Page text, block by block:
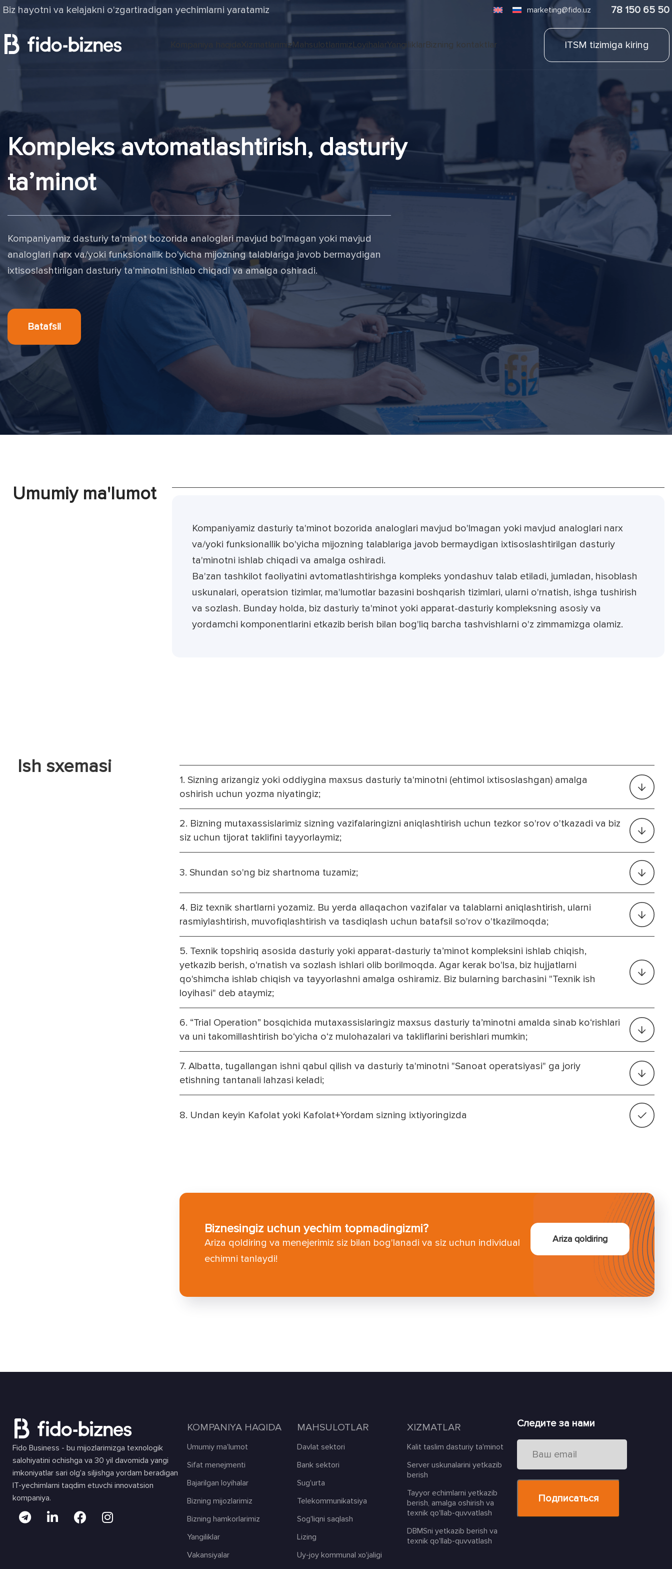
Biz hayotni va kelajakni o'zgartiradigan yechimlarni yaratamiz marketing@fido.uz 78 150 65 50
XizmatlarimizMahsulotlarimizLoyihalarYangiliklarBizning kontaktlar ITSM tizimiga kiring
Kompleks avtomatlashtirish, dasturiy
taʼminot
Kompaniyamiz dasturiy ta'minot bozorida analoglari mavjud bo'lmagan yoki mavjud
analoglari narx va/yoki funksionallik bo'yicha mijozning talablariga javob bermaydigan
ixtisoslashtirilgan dasturiy ta'minotni ishlab chiqadi va amalga oshiradi.
Batafsil
Umumiy ma'lumot
Kompaniyamiz dasturiy ta'minot bozorida analoglari mavjud bo'lmagan yoki mavjud analoglari narx
va/yoki funksionallik bo'yicha mijozning talablariga javob bermaydigan ixtisoslashtirilgan dasturiy
ta'minotni ishlab chiqadi va amalga oshiradi.
Ba'zan tashkilot faoliyatini avtomatlashtirishga kompleks yondashuv talab etiladi, jumladan, hisoblash
uskunalari, operatsion tizimlar, ma'lumotlar bazasini boshqarish tizimlari, ularni o'rnatish, ishga tushirish
va sozlash. Bunday holda, biz dasturiy ta'minot yoki apparat-dasturiy kompleksning asosiy va
yordamchi komponentlarini etkazib berish bilan bog'liq barcha tashvishlarni o'z zimmamizga olamiz.
Ish sxemasi
1. Sizning arizangiz yoki oddiygina maxsus dasturiy ta'minotni (ehtimol ixtisoslashgan) amalga
oshirish uchun yozma niyatingiz;
2. Bizning mutaxassislarimiz sizning vazifalaringizni aniqlashtirish uchun tezkor so'rov o'tkazadi va biz
siz uchun tijorat taklifini tayyorlaymiz;
3. Shundan so'ng biz shartnoma tuzamiz;
4. Biz texnik shartlarni yozamiz. Bu yerda allaqachon vazifalar va talablarni aniqlashtirish, ularni
rasmiylashtirish, muvofiqlashtirish va tasdiqlash uchun batafsil so'rov o'tkazilmoqda;
5. Texnik topshiriq asosida dasturiy yoki apparat-dasturiy ta’minot kompleksini ishlab chiqish,
yetkazib berish, o‘rnatish va sozlash ishlari olib borilmoqda. Agar kerak bo'lsa, biz hujjatlarni
qo'shimcha ishlab chiqish va tayyorlashni amalga oshiramiz. Biz bularning barchasini "Texnik ish
loyihasi" deb ataymiz;
6. “Trial Operation” bosqichida mutaxassislaringiz maxsus dasturiy ta’minotni amalda sinab ko‘rishlari
va uni takomillashtirish bo‘yicha o‘z mulohazalari va takliflarini berishlari mumkin;
7. Albatta, tugallangan ishni qabul qilish va dasturiy ta'minotni "Sanoat operatsiyasi" ga joriy
etishning tantanali lahzasi keladi;
8. Undan keyin Kafolat yoki Kafolat+Yordam sizning ixtiyoringizda
Biznesingiz uchun yechim topmadingizmi?
Ariza qoldiring va menejerimiz siz bilan bog'lanadi va siz uchun individual
echimni tanlaydi!
Ariza qoldiring
Fido Business - bu mijozlarimizga texnologik
salohiyatini ochishga va 30 yil davomida yangi
imkoniyatlar sari olg'a siljishga yordam beradigan
IT-yechimlarni taqdim etuvchi innovatsion
kompaniya.
KOMPANIYA HAQIDA
Umumiy ma'lumot
Sifat menejmenti
Bajarilgan loyihalar
Bizning mijozlarimiz
Bizning hamkorlarimiz
Yangiliklar
Vakansiyalar
MAHSULOTLAR
Davlat sektori
Bank sektori
Sug'urta
Telekommunikatsiya
Sog'liqni saqlash
Lizing
Uy-joy kommunal xo'jaligi
XIZMATLAR
Kalit taslim dasturiy ta'minot
Server uskunalarini yetkazib
berish
Tayyor echimlarni yetkazib
berish, amalga oshirish va
texnik qo'llab-quvvatlash
DBMSni yetkazib berish va
texnik qo'llab-quvvatlash
Следите за нами